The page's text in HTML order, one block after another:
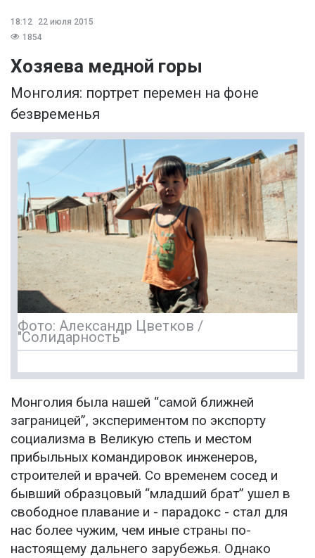
18:12
22 июля 2015
1854
Хозяева медной горы
Монголия: портрет перемен на фоне
безвременья
Фото: Александр Цветков /
"Солидарность"
Монголия была нашей “самой ближней
заграницей”, экспериментом по экспорту
социализма в Великую степь и местом
прибыльных командировок инженеров,
строителей и врачей. Со временем сосед и
бывший образцовый “младший брат” ушел в
свободное плавание и - парадокс - стал для
нас более чужим, чем иные страны по-
настоящему дальнего зарубежья. Однако